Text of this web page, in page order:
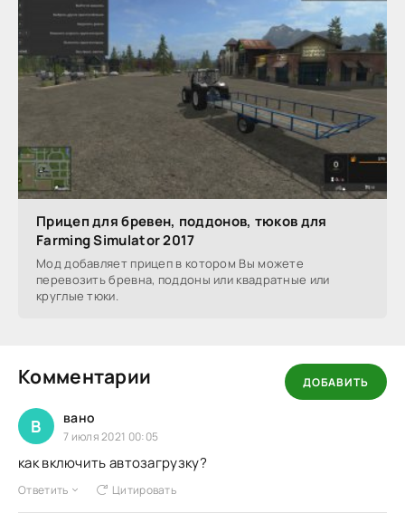
Прицеп для бревен, поддонов, тюков для
Farming Simulator 2017
Мод добавляет прицеп в котором Вы можете
перевозить бревна, поддоны или квадратные или
круглые тюки.
Комментарии ДОБАВИТЬ
В вано
7 июля 2021 00:05
как включить автозагрузку?
Ответить Цитировать